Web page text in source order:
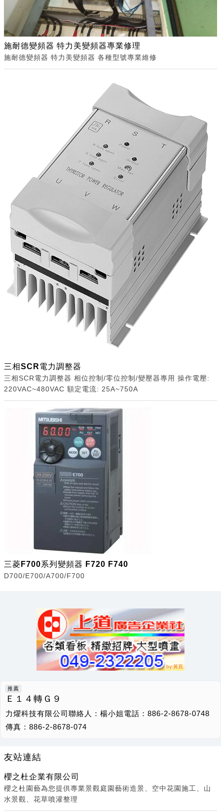
施耐德變頻器 特力美變頻器專業修理
施耐德變頻器 特力美變頻器 各種型號專業維修
三相SCR電力調整器
三相SCR電力調整器 相位控制/零位控制/變壓器專用 操作電壓:
220VAC~480VAC 額定電流: 25A~750A
三菱F700系列變頻器 F720 F740
D700/E700/A700/F700
推薦
Ｅ１４轉Ｇ９
力燿科技有限公司聯絡人：楊小姐電話：886-2-8678-0748
傳真：886-2-8678-074
友站連結
櫻之杜企業有限公司
櫻之杜園藝為您提供專業景觀庭園藝術造景、空中花園施工、山
水景觀、花草噴灌整理